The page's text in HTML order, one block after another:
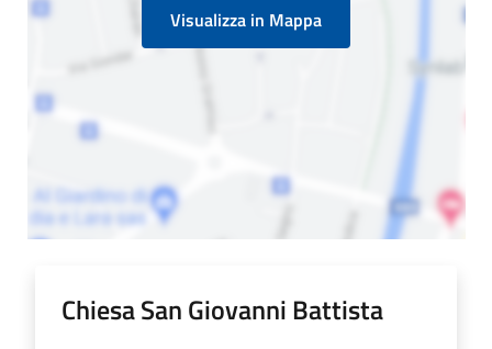
Visualizza in Mappa
Chiesa San Giovanni Battista